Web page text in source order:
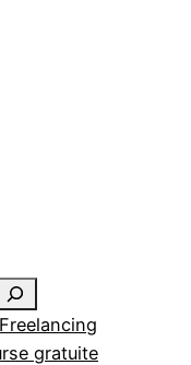
Freelancing
gratuite